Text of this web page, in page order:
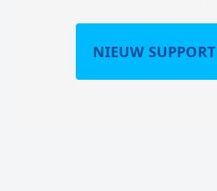
NIEUW